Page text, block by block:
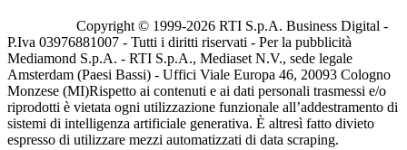
Copyright © 1999-2026 RTI S.p.A. Business Digital -
P.Iva 03976881007 - Tutti i diritti riservati - Per la pubblicità
Mediamond S.p.A. - RTI S.p.A., Mediaset N.V., sede legale
Amsterdam (Paesi Bassi) - Uffici Viale Europa 46, 20093 Cologno
Monzese (MI)Rispetto ai contenuti e ai dati personali trasmessi e/o
riprodotti è vietata ogni utilizzazione funzionale all’addestramento di
sistemi di intelligenza artificiale generativa. È altresì fatto divieto
espresso di utilizzare mezzi automatizzati di data scraping.